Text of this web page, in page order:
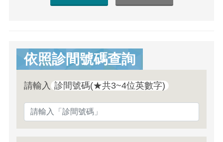
依照診間號碼查詢
請輸入 診間號碼(★共3~4位英數字)